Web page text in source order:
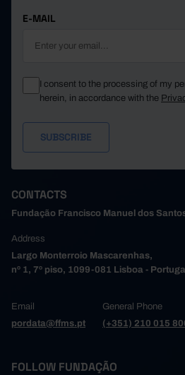
E-MAIL
I consent to the processing of my
herein, in accordance with the
CONTACTS
Fundação Francisco Manuel dos
Address
Largo Monterroio Mascarenhas,
nº 1, 7º piso, 1099-081 Lisboa - Portugal
Email
pordata@ffms.pt
General Phone
(+351) 210 015
FOLLOW FUNDAÇÃO